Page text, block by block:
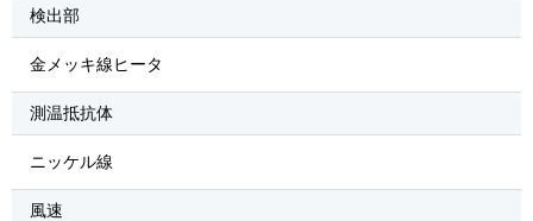
検出部
金メッキ線ヒータ
測温抵抗体
ニッケル線
風速